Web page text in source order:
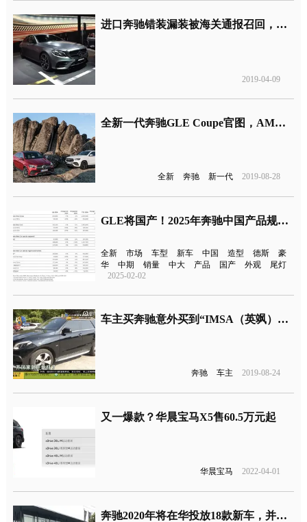
进口奔驰错装漏装被海关通报召回，这就是德国工匠精神
2019-04-09
全新一代奔驰GLE Coupe官图，AMG的“53”标识首次出现
全新 奔驰 新一代 2019-08-28
GLE将国产！2025年奔驰中国产品规划曝光
全新 市场 车型 新车 中国 造型 德斯
豪
华
中期 销量 中大 产品 国产 外观
尾灯
2025-02-02
车主买奔驰意外买到“IMSA（英飒）版”，却以为是假的
奔驰 车主 2019-08-24
又一爆款？华晨宝马X5售60.5万元起
华晨宝马 2022-04-01
奔驰2020年将在华投放18款新车，并强化收费服务